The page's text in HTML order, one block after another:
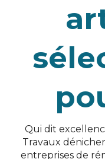
Qui dit
Travaux
entreprises de